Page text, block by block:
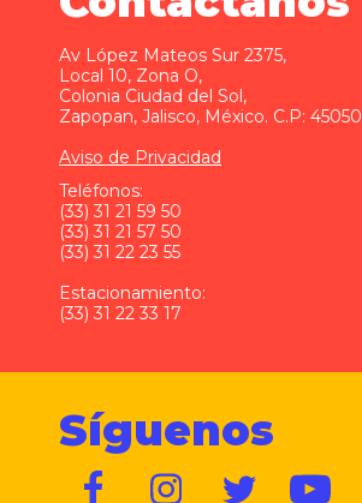
Av López Mateos Sur 2375,
Local 10, Zona O,
Colonia Ciudad del Sol,
Zapopan, Jalisco, México. C.P: 45050
Aviso de Privacidad
Teléfonos:
(33) 31 21 59 50
(33) 31 21 57 50
(33) 31 22 23 55
Estacionamiento:
(33) 31 22 33 17
Síguenos